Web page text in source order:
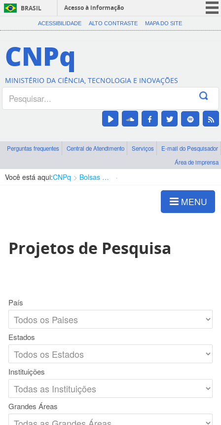
BRASIL
Acesso à informação
CORONAVÍRUS (COVID-19)
Canais
ACESSIBILIDADE ALTO CONTRASTE MAPA DO SITE
CNPq
MINISTÉRIO DA CIÊNCIA, TECNOLOGIA E INOVAÇÕES
Perguntas frequentes Central de Atendimento Serviços
E-mail do Pesquisador
Área de imprensa
Você está aqui:CNPq Bolsas e Auxílios Vigentes
MENU
Projetos de Pesquisa
País
Estados
Instituições
Grandes Áreas